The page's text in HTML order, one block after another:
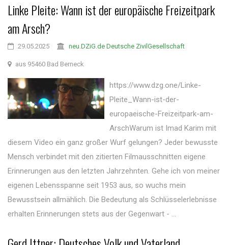
Linke Pleite: Wann ist der europäische Freizeitpark
am Arsch?
29.05.2025 neu.DZiG.de Deutsche ZivilGesellschaft
aus 95460 Bad Berneck
https://www.dzg.one/Linke-
Pleite_Wann-ist-der-
europaeische-Freizeitpark-am-
ArschWarum ist Imad Karim mit
diesem Video ein ganz großer Wurf gelungen? Jeder bewusste
Mensch verbindet mit den zitierten Filmausschnitten eigene
Erinnerungen aus den letzten Jahrzehnten. Gehe ich von meiner
eigenen Lebensspanne seit 1953 aus, so wuchs mein
Bewusstsein allmählich. Die Bedeutung als Schlüsselerlebnisse
erhalten Erinnerungen stets aus der Gegenwart - ...